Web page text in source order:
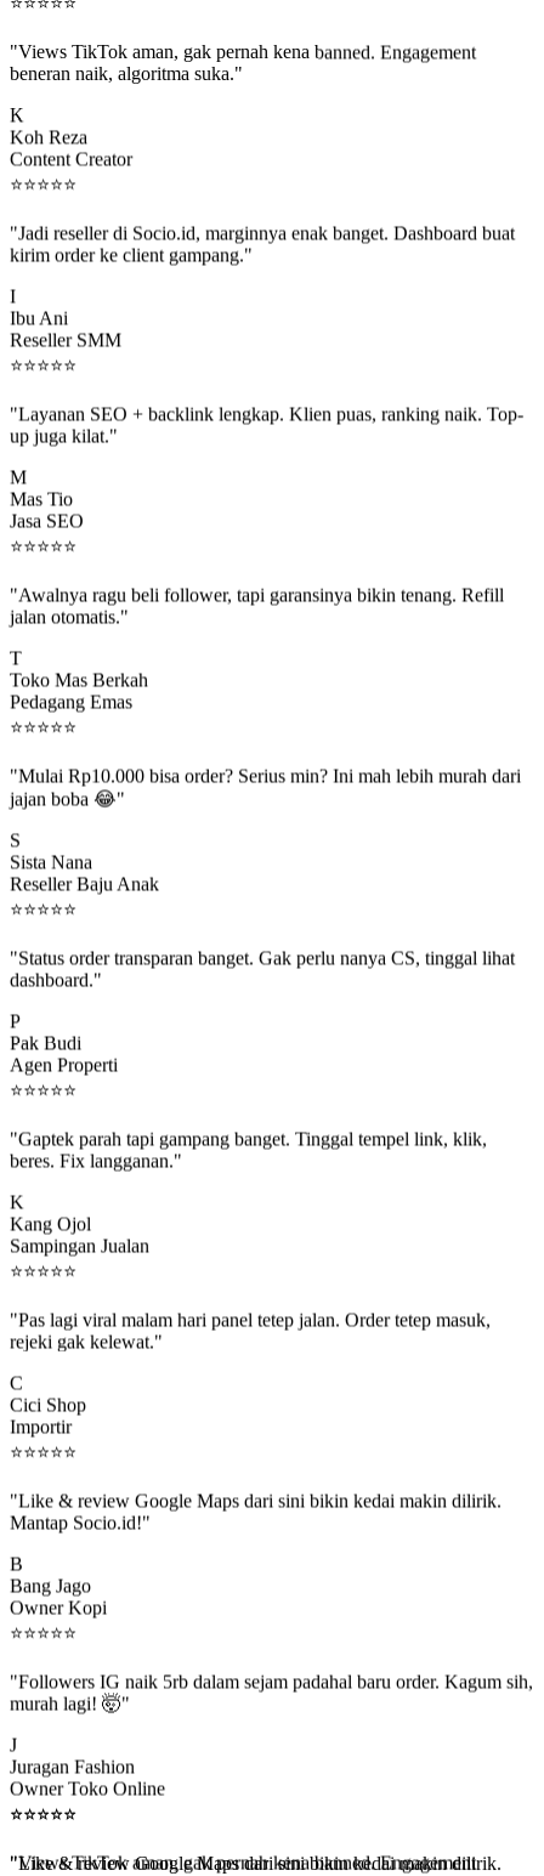
beneran naik, algoritma suka."
Koh Reza
Content Creator
⭐⭐⭐⭐⭐
kirim order ke client gampang."
Ibu Ani
Reseller SMM
⭐⭐⭐⭐⭐
up juga kilat."
Mas Tio
Jasa SEO
⭐⭐⭐⭐⭐
jalan otomatis."
Toko Mas Berkah
Pedagang Emas
⭐⭐⭐⭐⭐
jajan boba 😂"
Sista Nana
Reseller Baju Anak
⭐⭐⭐⭐⭐
dashboard."
Pak Budi
Agen Properti
⭐⭐⭐⭐ ⭐
beres. Fix langganan."
Kang Ojol
Sampingan Jualan
⭐⭐⭐⭐⭐
rejeki gak kelewat."
Cici Shop
Importir
⭐⭐⭐⭐⭐
Mantap Socio.id!"
Bang Jago
Owner Kopi
⭐⭐⭐⭐ ⭐
murah lagi! 🤯"
Juragan Fashion
Owner Toko Online
⭐⭐⭐⭐ ⭐
beneran naik, algoritma suka."